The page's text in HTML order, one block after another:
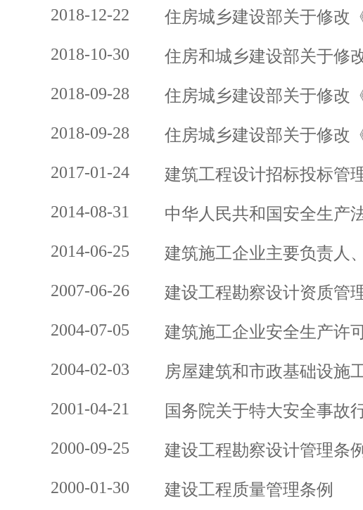
2018-12-22 住房城乡建设部关于修改
2018-10-30 住房和城乡建设部关于修
2018-09-28 住房城乡建设部关于修改
2018-09-28 住房城乡建设部关于修改
2017-01-24 建筑工程设计招标投标管
2014-08-31 中华人民共和国安全生产
2014-06-25 建筑施工企业主要负责人
2007-06-26 建设工程勘察设计资质管
2004-07-05 建筑施工企业安全生产许
2004-02-03 房屋建筑和市政基础设施
2001-04-21 国务院关于特大安全事故
2000-09-25 建设工程勘察设计管理条例
2000-01-30 建设工程质量管理条例